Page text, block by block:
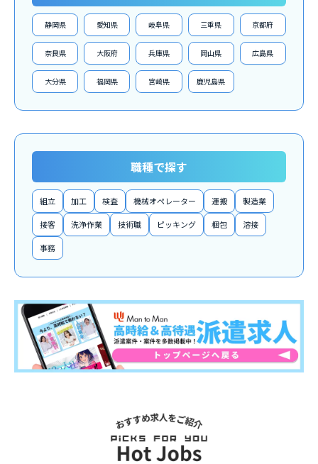
静岡県 愛知県 岐阜県 三重県 京都府
奈良県 大阪府 兵庫県 岡山県 広島県
大分県 福岡県 宮崎県 鹿児島県
職種で探す
組立 加工 検査 機械オペレーター 運搬 製造業
接客 洗浄作業 技術職 ピッキング 梱包 溶接
事務